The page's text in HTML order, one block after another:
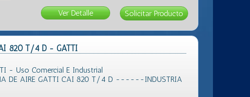
Ver Detalle
820 T/4 D - GATTI
- Uso Comercial E Industrial
DE AIRE GATTI CAI 820 T/4 D ------INDUSTRIA